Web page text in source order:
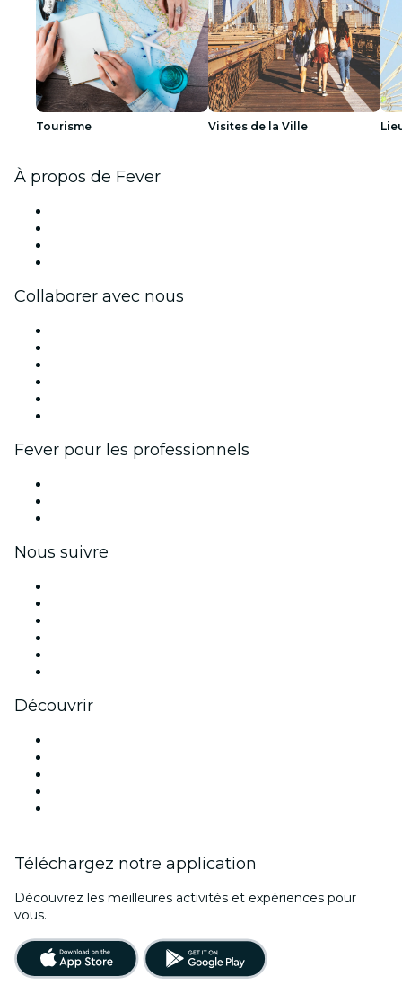
Tourisme Visites de la Ville
À propos de Fever
Collaborer avec nous
Fever pour les professionnels
Nous suivre
Découvrir
Téléchargez notre application
Découvrez les meilleures activités et expériences pour
vous.